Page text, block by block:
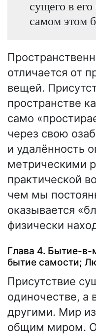
сущего в
самом этом
отличается от
вещей.
пространстве
само
через свою
и удалённость
метрическими
практической
чем мы
оказывается
физически
Глава 4. Бытие-в-
бытие самости;
Присутствие
одиночестве, а
другими. Мир
общим миром.